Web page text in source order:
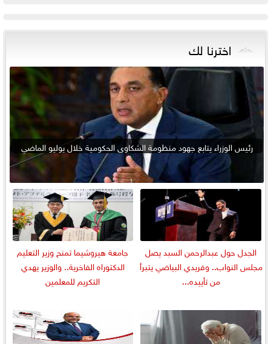
اخترنا لك
رئيس الوزراء يتابع جهود منظومة الشكاوى الحكومية خلال يوليو الماضي
الجدل حول عبدالرحمن السبد يصل
مجلس النواب.. وفريدي البياضي يتبرأ
من تأييده...
جامعة هيروشيما تمنح وزير التعليم
الدكتوراه الفاخرية.. والوزير يهدي
التكريم للمعلمين